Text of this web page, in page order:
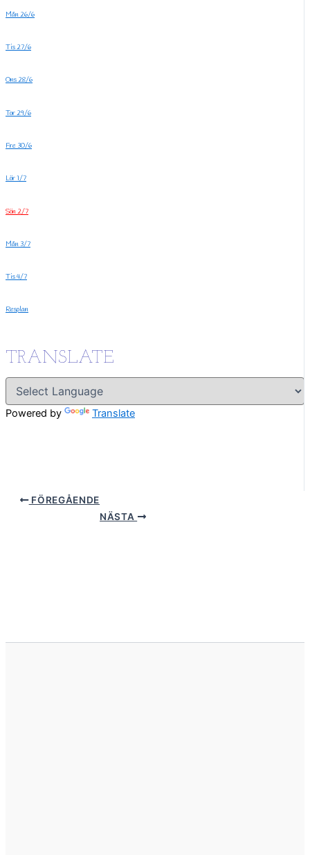
Mån 26/6
Tis 27/6
Ons 28/6
Tor 29/6
Fre 30/6
Lör 1/7
Sön 2/7
Mån 3/7
Tis 4/7
Resplan
TRANSLATE
Powered by Translate
FÖREGÅENDE
NÄSTA